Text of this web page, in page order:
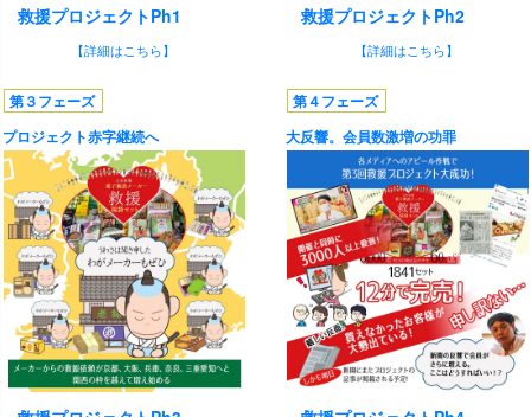
救援プロジェクトPh1
【詳細はこちら】
救援プロジェクトPh2
【詳細はこちら】
第３フェーズ
プロジェクト赤字継続へ
第４フェーズ
大反響。会員数激増の功罪